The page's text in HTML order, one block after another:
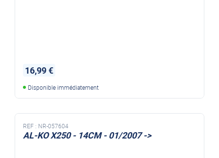
16,99 €
Disponible immédiatement
REF : NR-057604
AL-KO X250 - 14CM - 01/2007 ->